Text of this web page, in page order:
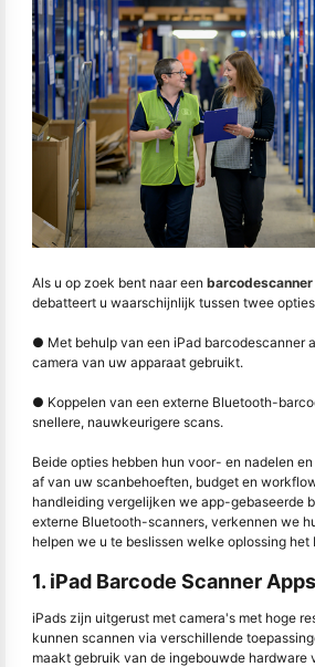
Als u op zoek bent naar een barcodescanner
debatteert u waarschijnlijk tussen twee
● Met behulp van een iPad barcodescanner
camera van uw apparaat gebruikt.
● Koppelen van een externe Bluetooth-
snellere, nauwkeurigere scans.
Beide opties hebben hun voor- en nadelen
af van uw scanbehoeften, budget en
handleiding vergelijken we app-gebaseerde
externe Bluetooth-scanners, verkennen we
helpen we u te beslissen welke oplossing het
1. iPad Barcode Scanner Apps
iPads zijn uitgerust met camera's met hoge
kunnen scannen via verschillende
maakt gebruik van de ingebouwde hardware